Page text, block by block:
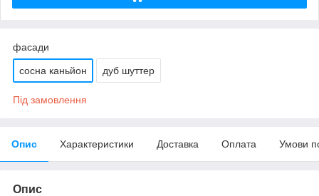
фасади
сосна каньйон дуб шуттер
Під замовлення
Опис Характеристики Доставка Оплата Умови
Опис